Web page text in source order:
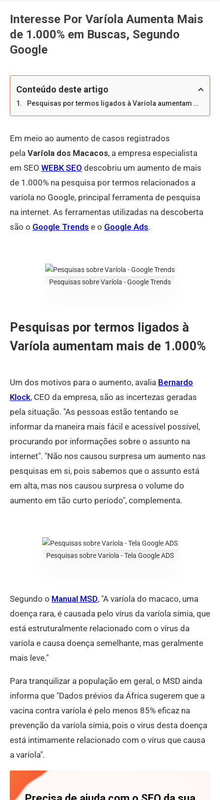
Interesse Por Varíola Aumenta Mais
de 1.000% em Buscas, Segundo
Google
Conteúdo deste artigo
Pesquisas por termos ligados à Varíola aumentam mais de 1.000%
Em meio ao aumento de casos registrados
pela Varíola dos Macacos, a empresa especialista
em SEO WEBK SEO descobriu um aumento de mais
de 1.000% na pesquisa por termos relacionados a
varíola no Google, principal ferramenta de pesquisa
na internet. As ferramentas utilizadas na descoberta
são o Google Trends e o Google Ads.
Pesquisas sobre Varíola - Google Trends
Pesquisas por termos ligados à
Varíola aumentam mais de 1.000%
Um dos motivos para o aumento, avalia Bernardo
Klock, CEO da empresa, são as incertezas geradas
pela situação. "As pessoas estão tentando se
informar da maneira mais fácil e acessível possível,
procurando por informações sobre o assunto na
internet". "Não nos causou surpresa um aumento nas
pesquisas em si, pois sabemos que o assunto está
em alta, mas nos causou surpresa o volume do
aumento em tão curto período", complementa.
Pesquisas sobre Varíola - Tela Google ADS
Segundo o Manual MSD, "A varíola do macaco, uma
doença rara, é causada pelo vírus da varíola símia, que
está estruturalmente relacionado com o vírus da
varíola e causa doença semelhante, mas geralmente
mais leve."
Para tranquilizar a população em geral, o MSD ainda
informa que "Dados prévios da África sugerem que a
vacina contra varíola é pelo menos 85% eficaz na
prevenção da varíola símia, pois o vírus desta doença
está intimamente relacionado com o vírus que causa
a varíola".